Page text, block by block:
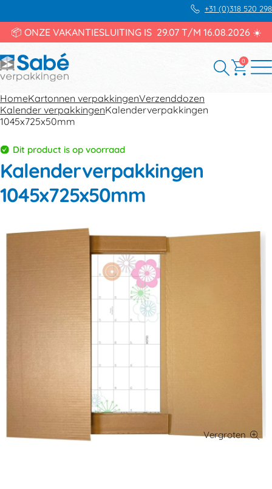
+31 (0)318 520 298
📦 ONZE VAKANTIESLUITING IS 29.07 T/M 16.08.2026 ☀️
0
HomeKartonnen verpakkingenVerzenddozen
Kalender verpakkingenKalenderverpakkingen
1045x725x50mm
Dit product is op voorraad
Kalenderverpakkingen
1045x725x50mm